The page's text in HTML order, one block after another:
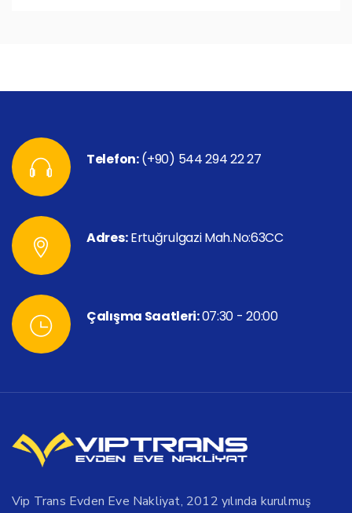
Telefon:(+90) 544 294 22 27
Adres:Ertuğrulgazi Mah.No:63CC
Çalışma Saatleri:07:30 - 20:00
Vip Trans Evden Eve Nakliyat, 2012 yılında kurulmuş